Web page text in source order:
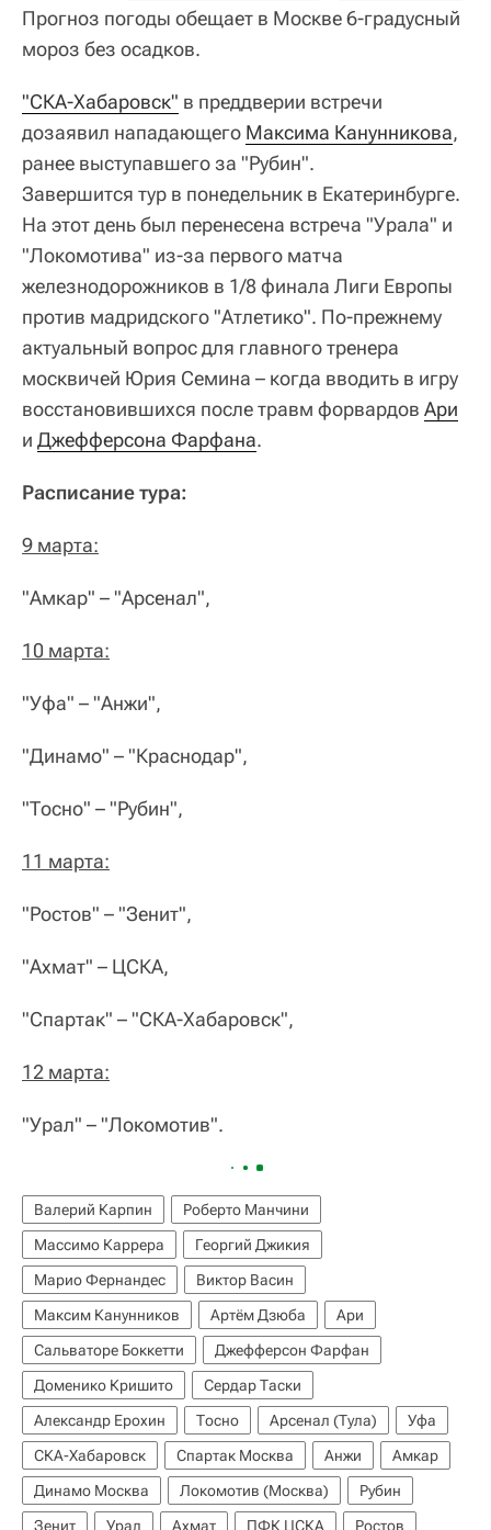
Прогноз погоды обещает в Москве 6-градусный
мороз без осадков.
"СКА-Хабаровск" в преддверии встречи
дозаявил нападающего Максима Канунникова,
ранее выступавшего за "Рубин".
Завершится тур в понедельник в Екатеринбурге.
На этот день был перенесена встреча "Урала" и
"Локомотива" из-за первого матча
железнодорожников в 1/8 финала Лиги Европы
против мадридского "Атлетико". По-прежнему
актуальный вопрос для главного тренера
москвичей Юрия Семина – когда вводить в игру
восстановившихся после травм форвардов Ари
и Джефферсона Фарфана.
Расписание тура:
9 марта:
"Амкар" – "Арсенал",
10 марта:
"Уфа" – "Анжи",
"Динамо" – "Краснодар",
"Тосно" – "Рубин",
11 марта:
"Ростов" – "Зенит",
"Ахмат" – ЦСКА,
"Спартак" – "СКА-Хабаровск",
12 марта:
"Урал" – "Локомотив".
Валерий Карпин
Роберто Манчини
Массимо Каррера
Георгий Джикия
Марио Фернандес
Виктор Васин
Максим Канунников
Артём Дзюба
Ари
Сальваторе Боккетти
Джефферсон Фарфан
Доменико Кришито
Сердар Таски
Александр Ерохин
Тосно Арсенал (Тула)
Уфа
СКА-Хабаровск
Спартак Москва Анжи
Амкар
Динамо Москва
Локомотив (Москва)
Рубин
Зенит
Урал Ахмат ПФК ЦСКА
Ростов